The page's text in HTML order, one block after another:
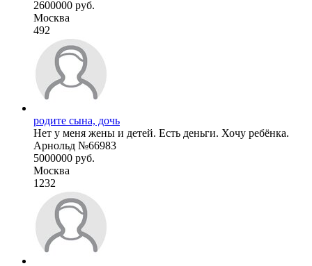
2600000 руб.
Москва
492
родите сына, дочь
Нет у меня жены и детей. Есть деньги. Хочу ребёнка.
Арнольд №66983
5000000 руб.
Москва
1232